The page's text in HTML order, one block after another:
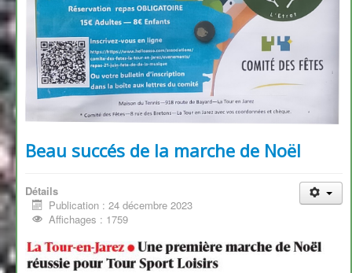
Beau succés de la marche de Noël
Détails
Publication : 24 décembre 2023
Affichages : 1759